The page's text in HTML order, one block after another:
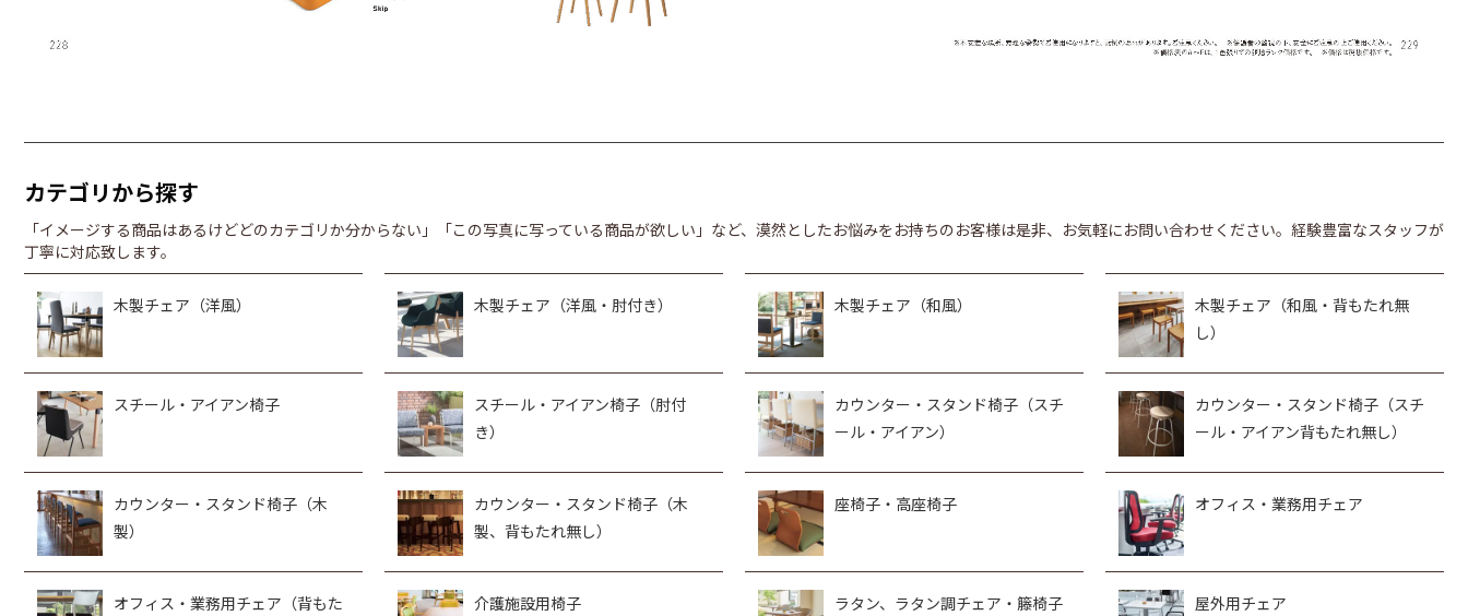
カテゴリから探す
「イメージする商品はあるけどどのカテゴリか分からない」「この写真に写っている商品が欲しい」など、漠然としたお悩みをお持ちのお客様は是非、お気軽にお問い合わせください。経験豊富なスタッフが
丁寧に対応致します。
木製チェア（洋風） 木製チェア（洋風・肘付き） 木製チェア（和風）
木製チェア（和風・背もたれ無
し）
スチール・アイアン椅子
スチール・アイアン椅子（肘付
き）
カウンター・スタンド椅子（スチ
ール・アイアン）
カウンター・スタンド椅子（スチ
ール・アイアン背もたれ無し）
カウンター・スタンド椅子（木
製）
カウンター・スタンド椅子（木
製、背もたれ無し）
座椅子・高座椅子 オフィス・業務用チェア
オフィス・業務用チェア（背もた
介護施設用椅子 ラタン、ラタン調チェア・籐椅子 屋外用チェア